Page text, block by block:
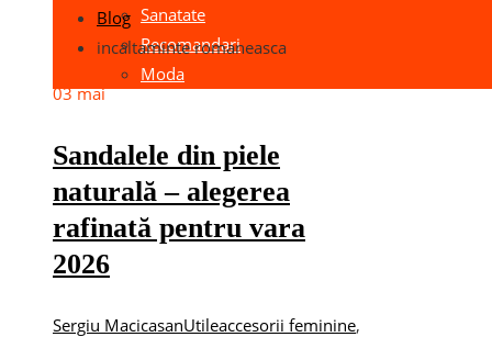
Sanatate
Recomandari
Moda
Blog
incaltaminte romaneasca
03mai
Sandalele din piele
naturală – alegerea
rafinată pentru vara
2026
Sergiu MacicasanUtileaccesorii feminine,